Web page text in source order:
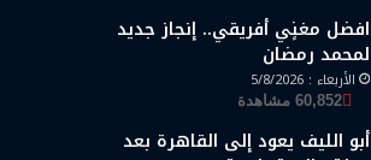
افضل مغنٍي أفريقي.. إنجاز جديد
لمحمد رمضان
الأربعاء : 5/8/2026
60,852 مشاهدة
أبو الليف يعود إلى القاهرة بعد